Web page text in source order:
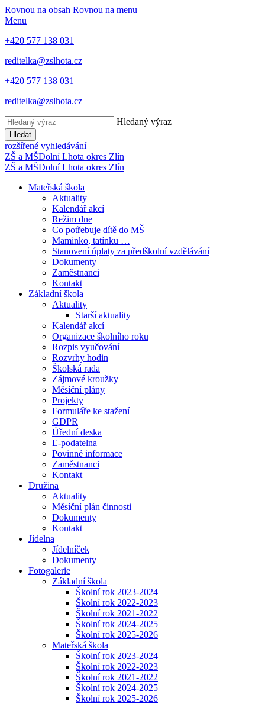
Rovnou na obsah Rovnou na menu
Menu
+420 577 138 031
reditelka@zslhota.cz
+420 577 138 031
reditelka@zslhota.cz
Hledaný výraz
Hledat
rozšířené vyhledávání
ZŠ a MŠDolní Lhota okres Zlín
ZŠ a MŠDolní Lhota okres Zlín
Mateřská škola
Aktuality
Kalendář akcí
Režim dne
Co potřebuje dítě do MŠ
Maminko, tatínku …
Stanovení úplaty za předškolní vzdělávání
Dokumenty
Zaměstnanci
Kontakt
Základní škola
Aktuality
Starší aktuality
Kalendář akcí
Organizace školního roku
Rozpis vyučování
Rozvrhy hodin
Školská rada
Zájmové kroužky
Měsíční plány
Projekty
Formuláře ke stažení
GDPR
Úřední deska
E-podatelna
Povinné informace
Zaměstnanci
Kontakt
Družina
Aktuality
Měsíční plán činnosti
Dokumenty
Kontakt
Jídelna
Jídelníček
Dokumenty
Fotogalerie
Základní škola
Školní rok 2023-2024
Školní rok 2022-2023
Školní rok 2021-2022
Školní rok 2024-2025
Školní rok 2025-2026
Mateřská škola
Školní rok 2023-2024
Školní rok 2022-2023
Školní rok 2021-2022
Školní rok 2024-2025
Školní rok 2025-2026